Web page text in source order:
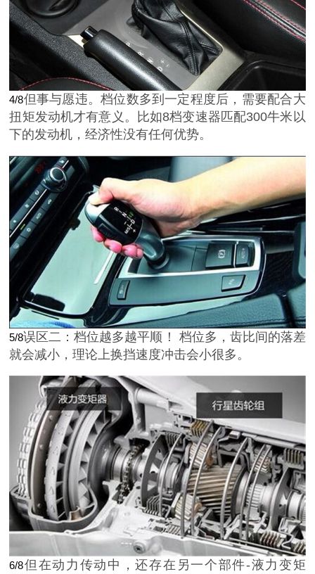
4/8但事与愿违。档位数多到一定程度后，需要配合大
扭矩发动机才有意义。比如8档变速器匹配300牛米以
下的发动机，经济性没有任何优势。
5/8误区二：档位越多越平顺！ 档位多，齿比间的落差
就会减小，理论上换挡速度冲击会小很多。
6/8但在动力传动中，还存在另一个部件-液力变矩